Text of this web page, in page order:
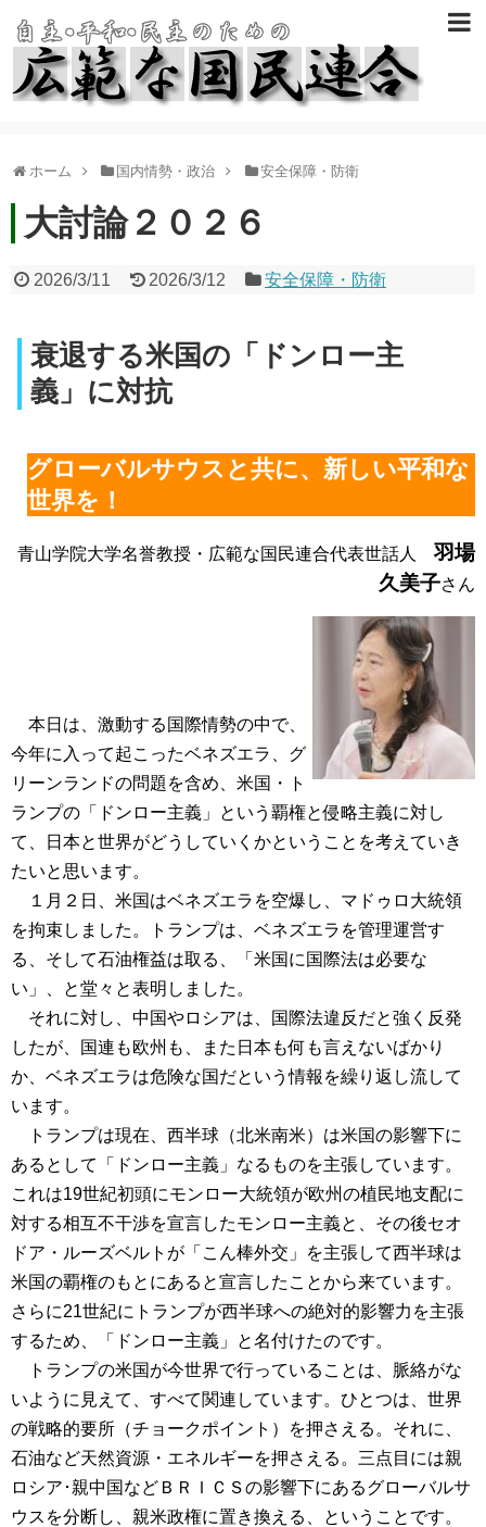
ホーム 国内情勢・政治 安全保障・防衛
大討論２０２６
2026/3/11 2026/3/12 安全保障・防衛
衰退する米国の「ドンロー主
義」に対抗
グローバルサウスと共に、新しい平和な
世界を！
青山学院大学名誉教授・広範な国民連合代表世話人羽場
久美子さん
本日は、激動する国際情勢の中で、
今年に入って起こったベネズエラ、グ
リーンランドの問題を含め、米国・ト
ランプの「ドンロー主義」という覇権と侵略主義に対し
て、日本と世界がどうしていくかということを考えていき
たいと思います。
１月２日、米国はベネズエラを空爆し、マドゥロ大統領
を拘束しました。トランプは、ベネズエラを管理運営す
る、そして石油権益は取る、「米国に国際法は必要な
い」、と堂々と表明しました。
それに対し、中国やロシアは、国際法違反だと強く反発
したが、国連も欧州も、また日本も何も言えないばかり
か、ベネズエラは危険な国だという情報を繰り返し流して
います。
トランプは現在、西半球（北米南米）は米国の影響下に
あるとして「ドンロー主義」なるものを主張しています。
これは19世紀初頭にモンロー大統領が欧州の植民地支配に
対する相互不干渉を宣言したモンロー主義と、その後セオ
ドア・ルーズベルトが「こん棒外交」を主張して西半球は
米国の覇権のもとにあると宣言したことから来ています。
さらに21世紀にトランプが西半球への絶対的影響力を主張
するため、「ドンロー主義」と名付けたのです。
トランプの米国が今世界で行っていることは、脈絡がな
いように見えて、すべて関連しています。ひとつは、世界
の戦略的要所（チョークポイント）を押さえる。それに、
石油など天然資源・エネルギーを押さえる。三点目には親
ロシア･親中国などＢＲＩＣＳの影響下にあるグローバルサ
ウスを分断し、親米政権に置き換える、ということです。